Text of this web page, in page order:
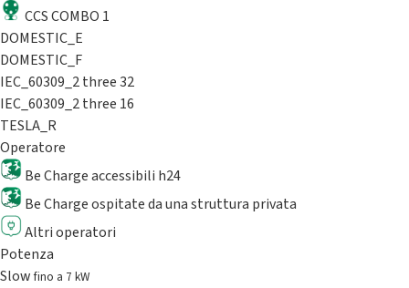
CCS COMBO 1
DOMESTIC_E
DOMESTIC_F
IEC_60309_2 three 32
IEC_60309_2 three 16
TESLA_R
Operatore
Be Charge accessibili h24
Be Charge ospitate da una struttura privata
Altri operatori
Potenza
Slowfino a 7 kW